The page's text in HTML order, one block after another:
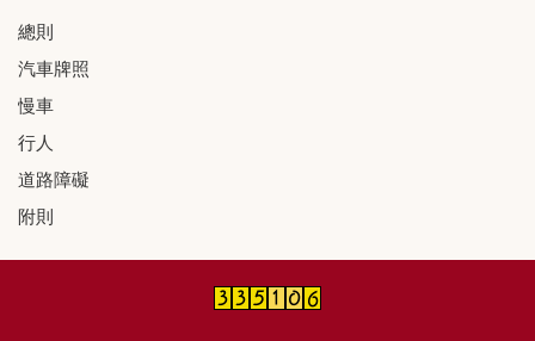
總則
汽車牌照
慢車
行人
道路障礙
附則